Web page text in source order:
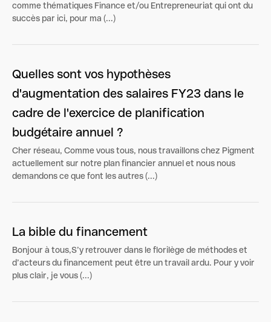
comme thématiques Finance et/ou Entrepreneuriat qui ont du
succès par ici, pour ma (...)
Quelles sont vos hypothèses
d'augmentation des salaires FY23 dans le
cadre de l'exercice de planification
budgétaire annuel ?
Cher réseau, Comme vous tous, nous travaillons chez Pigment
actuellement sur notre plan financier annuel et nous nous
demandons ce que font les autres (...)
La bible du financement
Bonjour à tous,S’y retrouver dans le florilège de méthodes et
d’acteurs du financement peut être un travail ardu. Pour y voir
plus clair, je vous (...)